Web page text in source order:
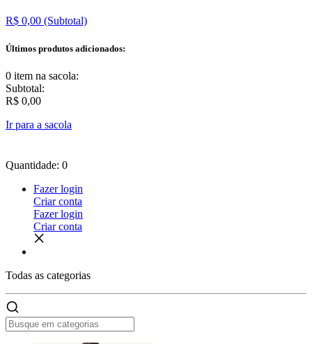
R$ 0,00 (Subtotal)
Últimos produtos adicionados:
0 item na sacola:
Subtotal:
R$ 0,00
Ir para a sacola
Quantidade: 0
Fazer login
Criar conta
Fazer login
Criar conta
Todas as categorias